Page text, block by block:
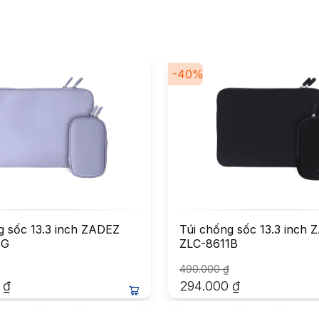
sốc 13.3 inch ZADEZ
₫
-40%
Túi chống sốc 13.3 inch
ZLC-8611B
490.000₫
294.000 ₫